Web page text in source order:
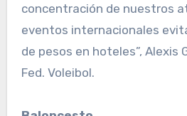
concentración de nuestros
eventos internacionales
de pesos en hoteles”, Alexis
Fed. Voleibol.